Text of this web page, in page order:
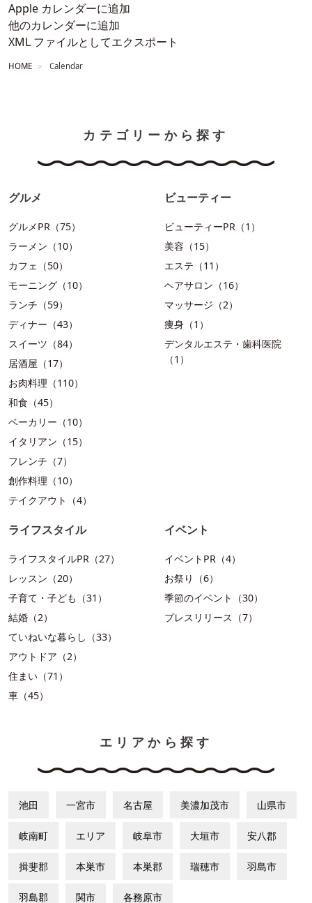
Apple カレンダーに追加
他のカレンダーに追加
XML ファイルとしてエクスポート
HOME Calendar
カテゴリーから探す
グルメ
グルメPR（75）
ラーメン（10）
カフェ（50）
モーニング（10）
ランチ（59）
ディナー（43）
スイーツ（84）
居酒屋（17）
お肉料理（110）
和食（45）
ベーカリー（10）
イタリアン（15）
フレンチ（7）
創作料理（10）
テイクアウト（4）
ビューティー
ビューティーPR（1）
美容（15）
エステ（11）
ヘアサロン（16）
マッサージ（2）
痩身（1）
デンタルエステ・歯科医院
（1）
ライフスタイル
ライフスタイルPR（27）
レッスン（20）
子育て・子ども（31）
結婚（2）
ていねいな暮らし（33）
アウトドア（2）
住まい（71）
車（45）
イベント
イベントPR（4）
お祭り（6）
季節のイベント（30）
プレスリリース（7）
エリアから探す
池田 一宮市 名古屋 美濃加茂市 山県市
岐南町 エリア 岐阜市 大垣市 安八郡
揖斐郡 本巣市 本巣郡 瑞穂市 羽島市
羽島郡 関市 各務原市